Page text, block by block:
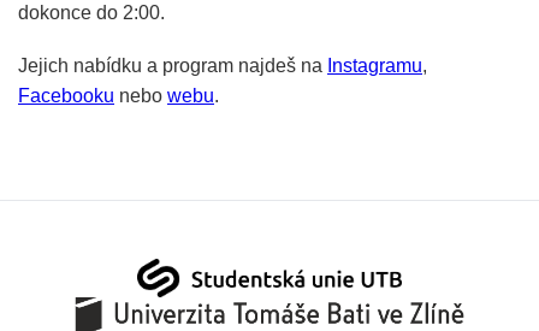
dokonce do 2:00.
Jejich nabídku a program najdeš na Instagramu,
Facebooku nebo webu.